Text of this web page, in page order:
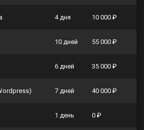
4 дня 10 000 ₽
10 дней 55 000 ₽
6 дней 35 000 ₽
7 дней 40 000 ₽
1 день 0 ₽